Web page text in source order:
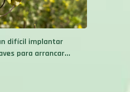
difícil implantar
para arrancar...